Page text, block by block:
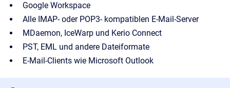
Google Workspace
Alle IMAP- oder POP3- kompatiblen E-Mail-Server
MDaemon, IceWarp und Kerio Connect
PST, EML und andere Dateiformate
E-Mail-Clients wie Microsoft Outlook